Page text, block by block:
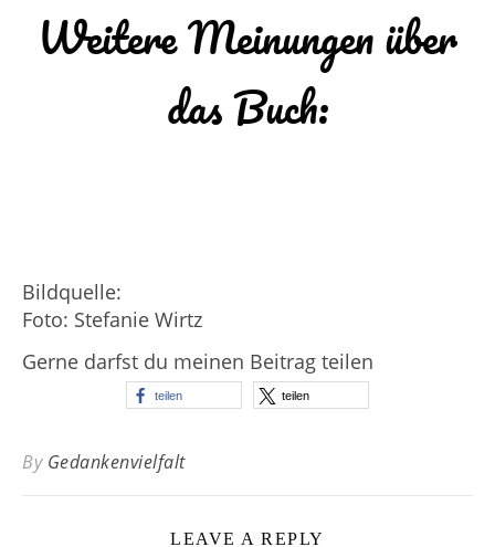
Weitere Meinungen über
das Buch:
Bildquelle:
Foto: Stefanie Wirtz
Gerne darfst du meinen Beitrag teilen
teilen teilen
By Gedankenvielfalt
LEAVE A REPLY